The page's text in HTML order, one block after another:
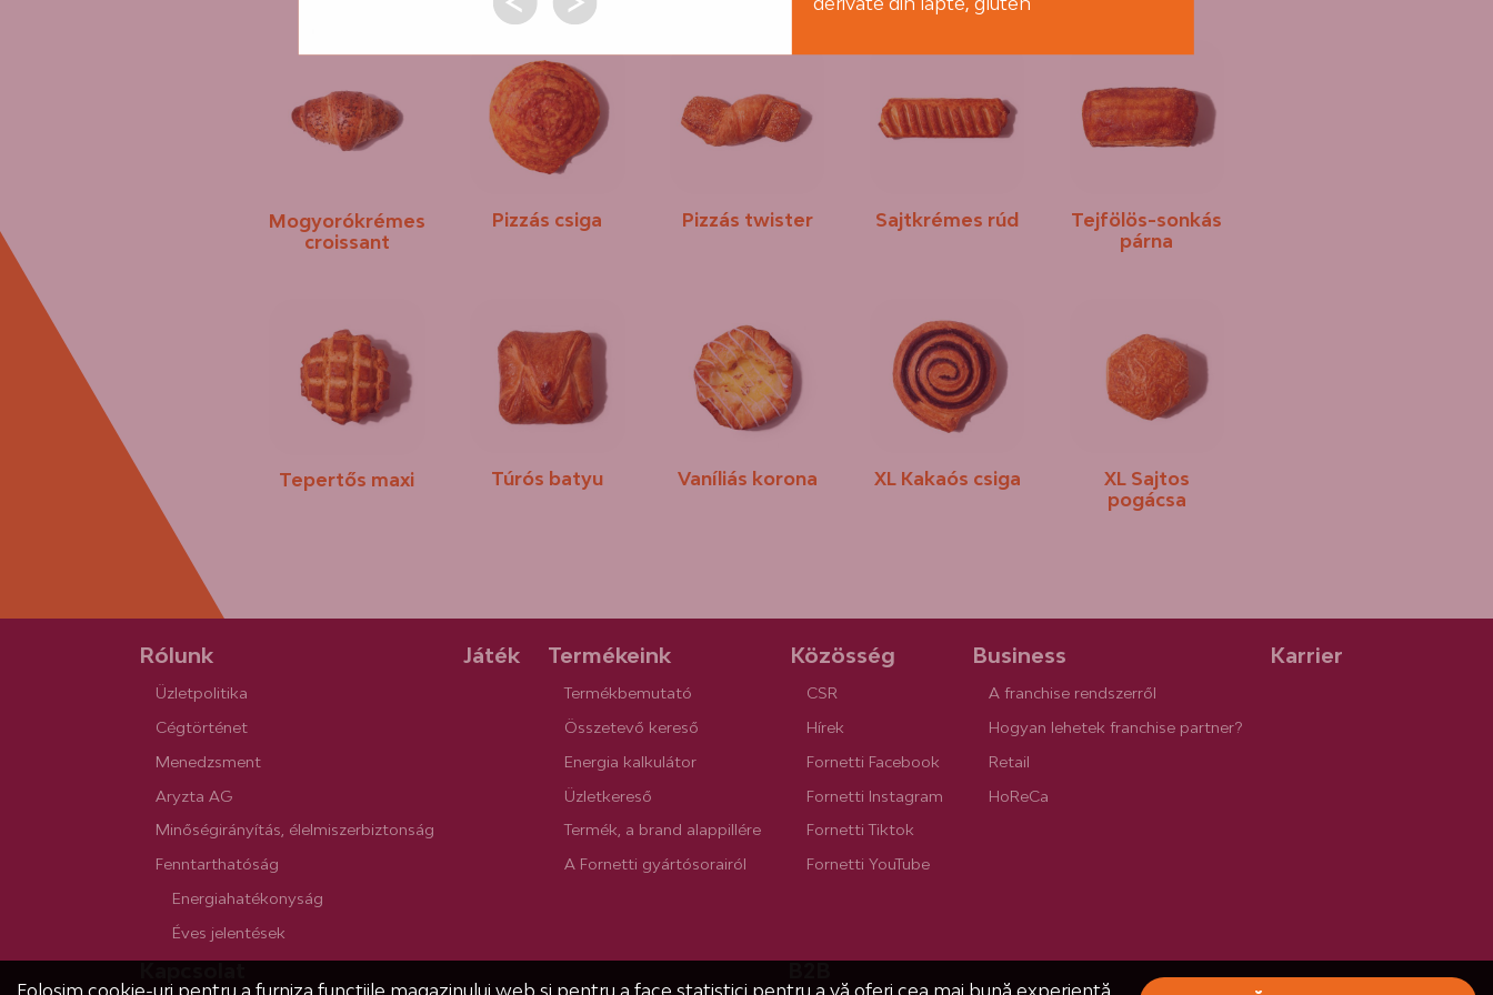
Mogyorókrémes
croissant
Pizzás csiga Pizzás twister Sajtkrémes rúd
Tejfölös-sonkás
párna
Tepertős maxi Túrós batyu Vaníliás korona XL Kakaós csiga
XL Sajtos
pogácsa
Rólunk
Üzletpolitika
Cégtörténet
Menedzsment
Aryzta AG
Minőségirányítás, élelmiszerbiztonság
Fenntarthatóság
Energiahatékonyság
Éves jelentések
Játék Termékeink
Termékbemutató
Összetevő kereső
Energia kalkulátor
Üzletkereső
Termék, a brand alappillére
A Fornetti gyártósorairól
Közösség
CSR
Hírek
Fornetti Facebook
Fornetti Instagram
Fornetti Tiktok
Fornetti YouTube
Business
A franchise rendszerről
Hogyan lehetek franchise partner?
Retail
HoReCa
Karrier
Folosim cookie-uri pentru a furniza funcțiile magazinului web și pentru a face statistici pentru a vă oferi cea mai bună experiență